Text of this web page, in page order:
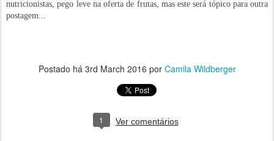
nutricionistas, pego leve na oferta de frutas, mas este será tópico para outra
postagem...
Postado há 3rd March 2016 por Camila Wildberger
1 Ver comentários